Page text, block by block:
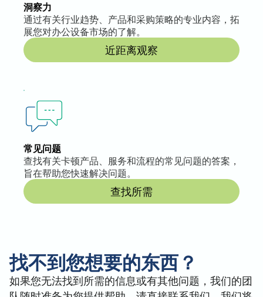
洞察力
通过有关行业趋势、产品和采购策略的专业内容，拓
展您对办公设备市场的了解。
近距离观察
常见问题
查找有关卡顿产品、服务和流程的常见问题的答案，
旨在帮助您快速解决问题。
查找所需
找不到您想要的东西？
如果您无法找到所需的信息或有其他问题，我们的团